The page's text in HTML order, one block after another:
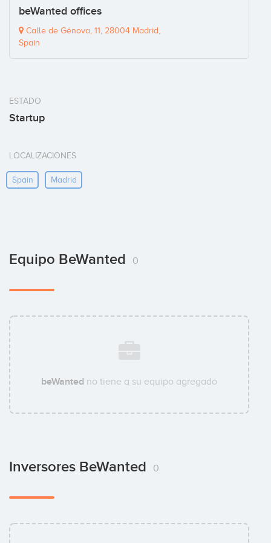
beWanted offices
Calle de Génova, 11, 28004 Madrid,
Spain
ESTADO
Startup
LOCALIZACIONES
Spain Madrid
Equipo BeWanted 0
beWanted no tiene a su equipo agregado
Inversores BeWanted 0